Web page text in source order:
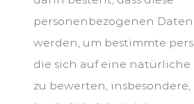
personenbezogenen
werden, um bestimmte
die sich auf eine natürliche
zu bewerten, insbesondere,